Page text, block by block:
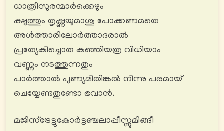
ധാത്രീസുരന്മാർക്കെഴും
ക്ഷുത്തും തൃഷ്ണയുമാശു പോക്കണമതെ
അൾത്താരിലോര്‍ത്താദരാൽ
പ്രത്യേകിച്ചൊരു കഞ്ഞിയത്ര വിധിയാം
വണ്ണം നടത്തുന്നതും
പാര്‍ത്താൽ പുണ്യമിതിങ്കൽ നിന്നു പരമായ്
ചെയ്യേണ്ടതുണ്ടോ ഭവാൻ.
മജിസ്ട്രേട്ടുകോർട്ടഞ്ചലാപ്പീസ്സുമിങ്ങീ